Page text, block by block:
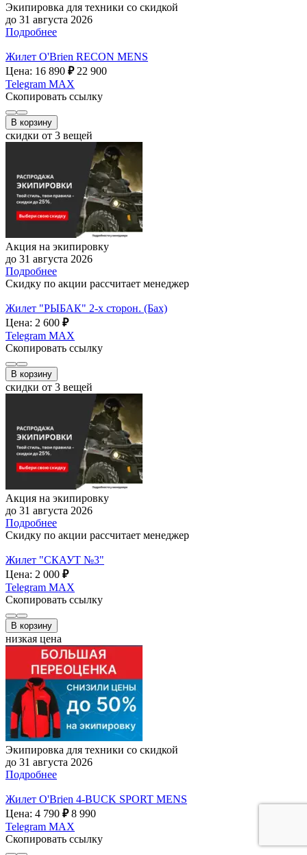
Экипировка для техники со скидкой
до 31 августа 2026
Подробнее
Жилет O'Brien RECON MENS
Цена: 16 890 ₽ 22 900
Telegram MAX
Скопировать ссылку
В корзину
скидки от 3 вещей
Акция на экипировку
до 31 августа 2026
Подробнее
Скидку по акции рассчитает менеджер
Жилет "РЫБАК" 2-х сторон. (Бах)
Цена: 2 600 ₽
Telegram MAX
Скопировать ссылку
В корзину
скидки от 3 вещей
Акция на экипировку
до 31 августа 2026
Подробнее
Скидку по акции рассчитает менеджер
Жилет "СКАУТ №3"
Цена: 2 000 ₽
Telegram MAX
Скопировать ссылку
В корзину
низкая цена
Экипировка для техники со скидкой
до 31 августа 2026
Подробнее
Жилет O'Brien 4-BUCK SPORT MENS
Цена: 4 790 ₽ 8 990
Telegram MAX
Скопировать ссылку